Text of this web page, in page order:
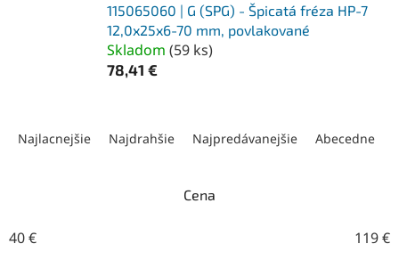
115065060 | G (SPG) - Špicatá fréza HP-7
12,0x25x6-70 mm, povlakované
Skladom (59 ks)
78,41 €
e
Najlacnejšie Najdrahšie Najpredávanejšie Abecedne
Cena
40€ 119€